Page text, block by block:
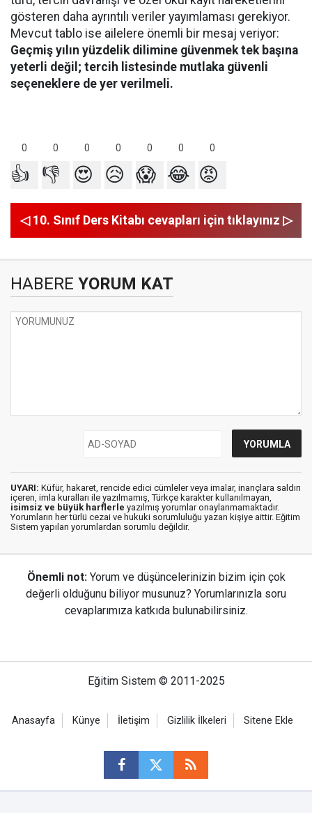
gösteren daha ayrıntılı veriler yayımlaması gerekiyor.
Mevcut tablo ise ailelere önemli bir mesaj veriyor:
Geçmiş yılın yüzdelik dilimine güvenmek tek başına
yeterli değil; tercih listesinde mutlaka güvenli
seçeneklere de yer verilmeli.
0 0 0 0 0 0 0
👍 👎 😍 😥 😱 😂 😡
◁ 10. Sınıf Ders Kitabı cevapları için tıklayınız ▷
HABERE YORUM KAT
UYARI: Küfür, hakaret, rencide edici cümleler veya imalar, inançlara saldırı
içeren, imla kuralları ile yazılmamış, Türkçe karakter kullanılmayan,
isimsiz ve büyük harflerle yazılmış yorumlar onaylanmamaktadır.
Yorumların her türlü cezai ve hukuki sorumluluğu yazan kişiye aittir. Eğitim
Sistem yapılan yorumlardan sorumlu değildir.
Önemli not: Yorum ve düşüncelerinizin bizim için çok
değerli olduğunu biliyor musunuz? Yorumlarınızla soru
cevaplarımıza katkıda bulunabilirsiniz.
Eğitim Sistem © 2011-2025
Anasayfa Künye İletişim Gizlilik İlkeleri Sitene Ekle